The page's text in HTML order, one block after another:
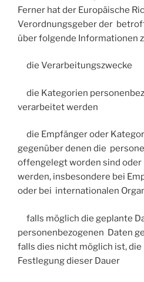
Ferner hat der Europäische
Verordnungsgeber der
über folgende Informationen
die Verarbeitungszwecke
die Kategorien
verarbeitet werden
die Empfänger oder
gegenüber denen die
offengelegt worden sind
werden, insbesondere bei
oder bei internationalen
falls möglich die geplante
personenbezogenen Daten
falls dies nicht möglich ist,
Festlegung dieser Dauer